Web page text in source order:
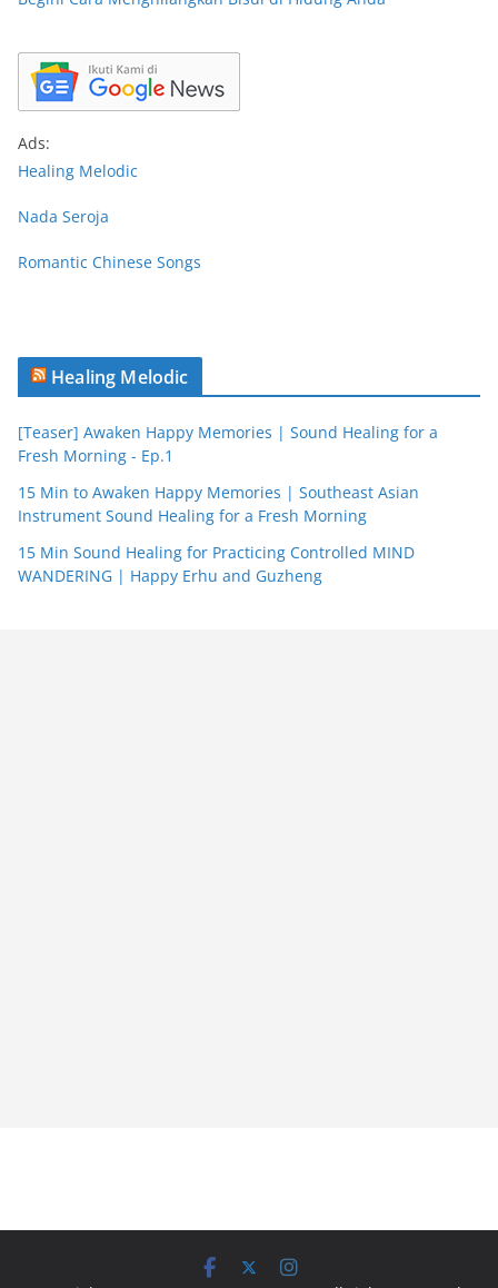
Ads:
Healing Melodic
Nada Seroja
Romantic Chinese Songs
Healing Melodic
[Teaser] Awaken Happy Memories | Sound Healing for a
Fresh Morning - Ep.1
15 Min to Awaken Happy Memories | Southeast Asian
Instrument Sound Healing for a Fresh Morning
15 Min Sound Healing for Practicing Controlled MIND
WANDERING | Happy Erhu and Guzheng